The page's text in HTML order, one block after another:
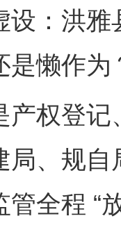
：洪雅
是懒作为
权登记
局、规
全程 “